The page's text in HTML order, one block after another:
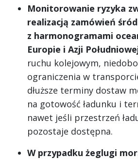
Monitorowanie ryzyka
realizacją zamówień
z harmonogramami
Europie i Azji
ruchu kolejowym,
ograniczenia w
dłuższe terminy dostaw
na gotowość ładunku i
nawet jeśli przestrzeń
pozostaje dostępna.
W przypadku żeglugi